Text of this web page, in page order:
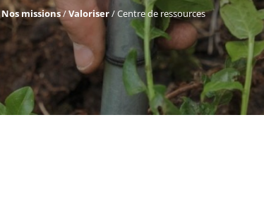
Nos missions/Valoriser/Centre de ressources